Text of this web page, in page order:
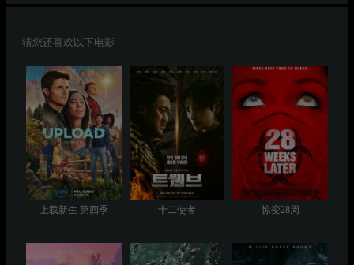
猜您还喜欢以下电影
上载新生 第四季 十二使者 惊变28周